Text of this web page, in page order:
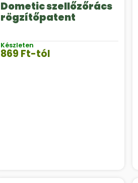
Dometic szellőzőrács
rögzítőpatent
Készleten
869 Ft-tól